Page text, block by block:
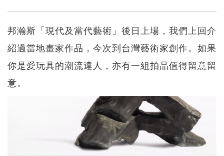
邦瀚斯「現代及當代藝術」後日上場，我們上回介
紹過當地畫家作品，今次到台灣藝術家創作。如果
你是愛玩具的潮流達人，亦有一組拍品值得留意留
意。